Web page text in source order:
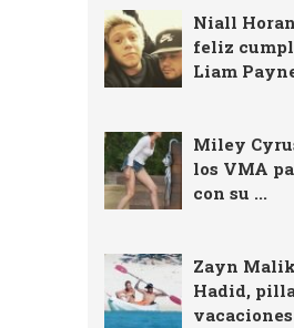
Niall
feliz
Liam
Miley
los VMA
con su ...
Zayn
Hadid,